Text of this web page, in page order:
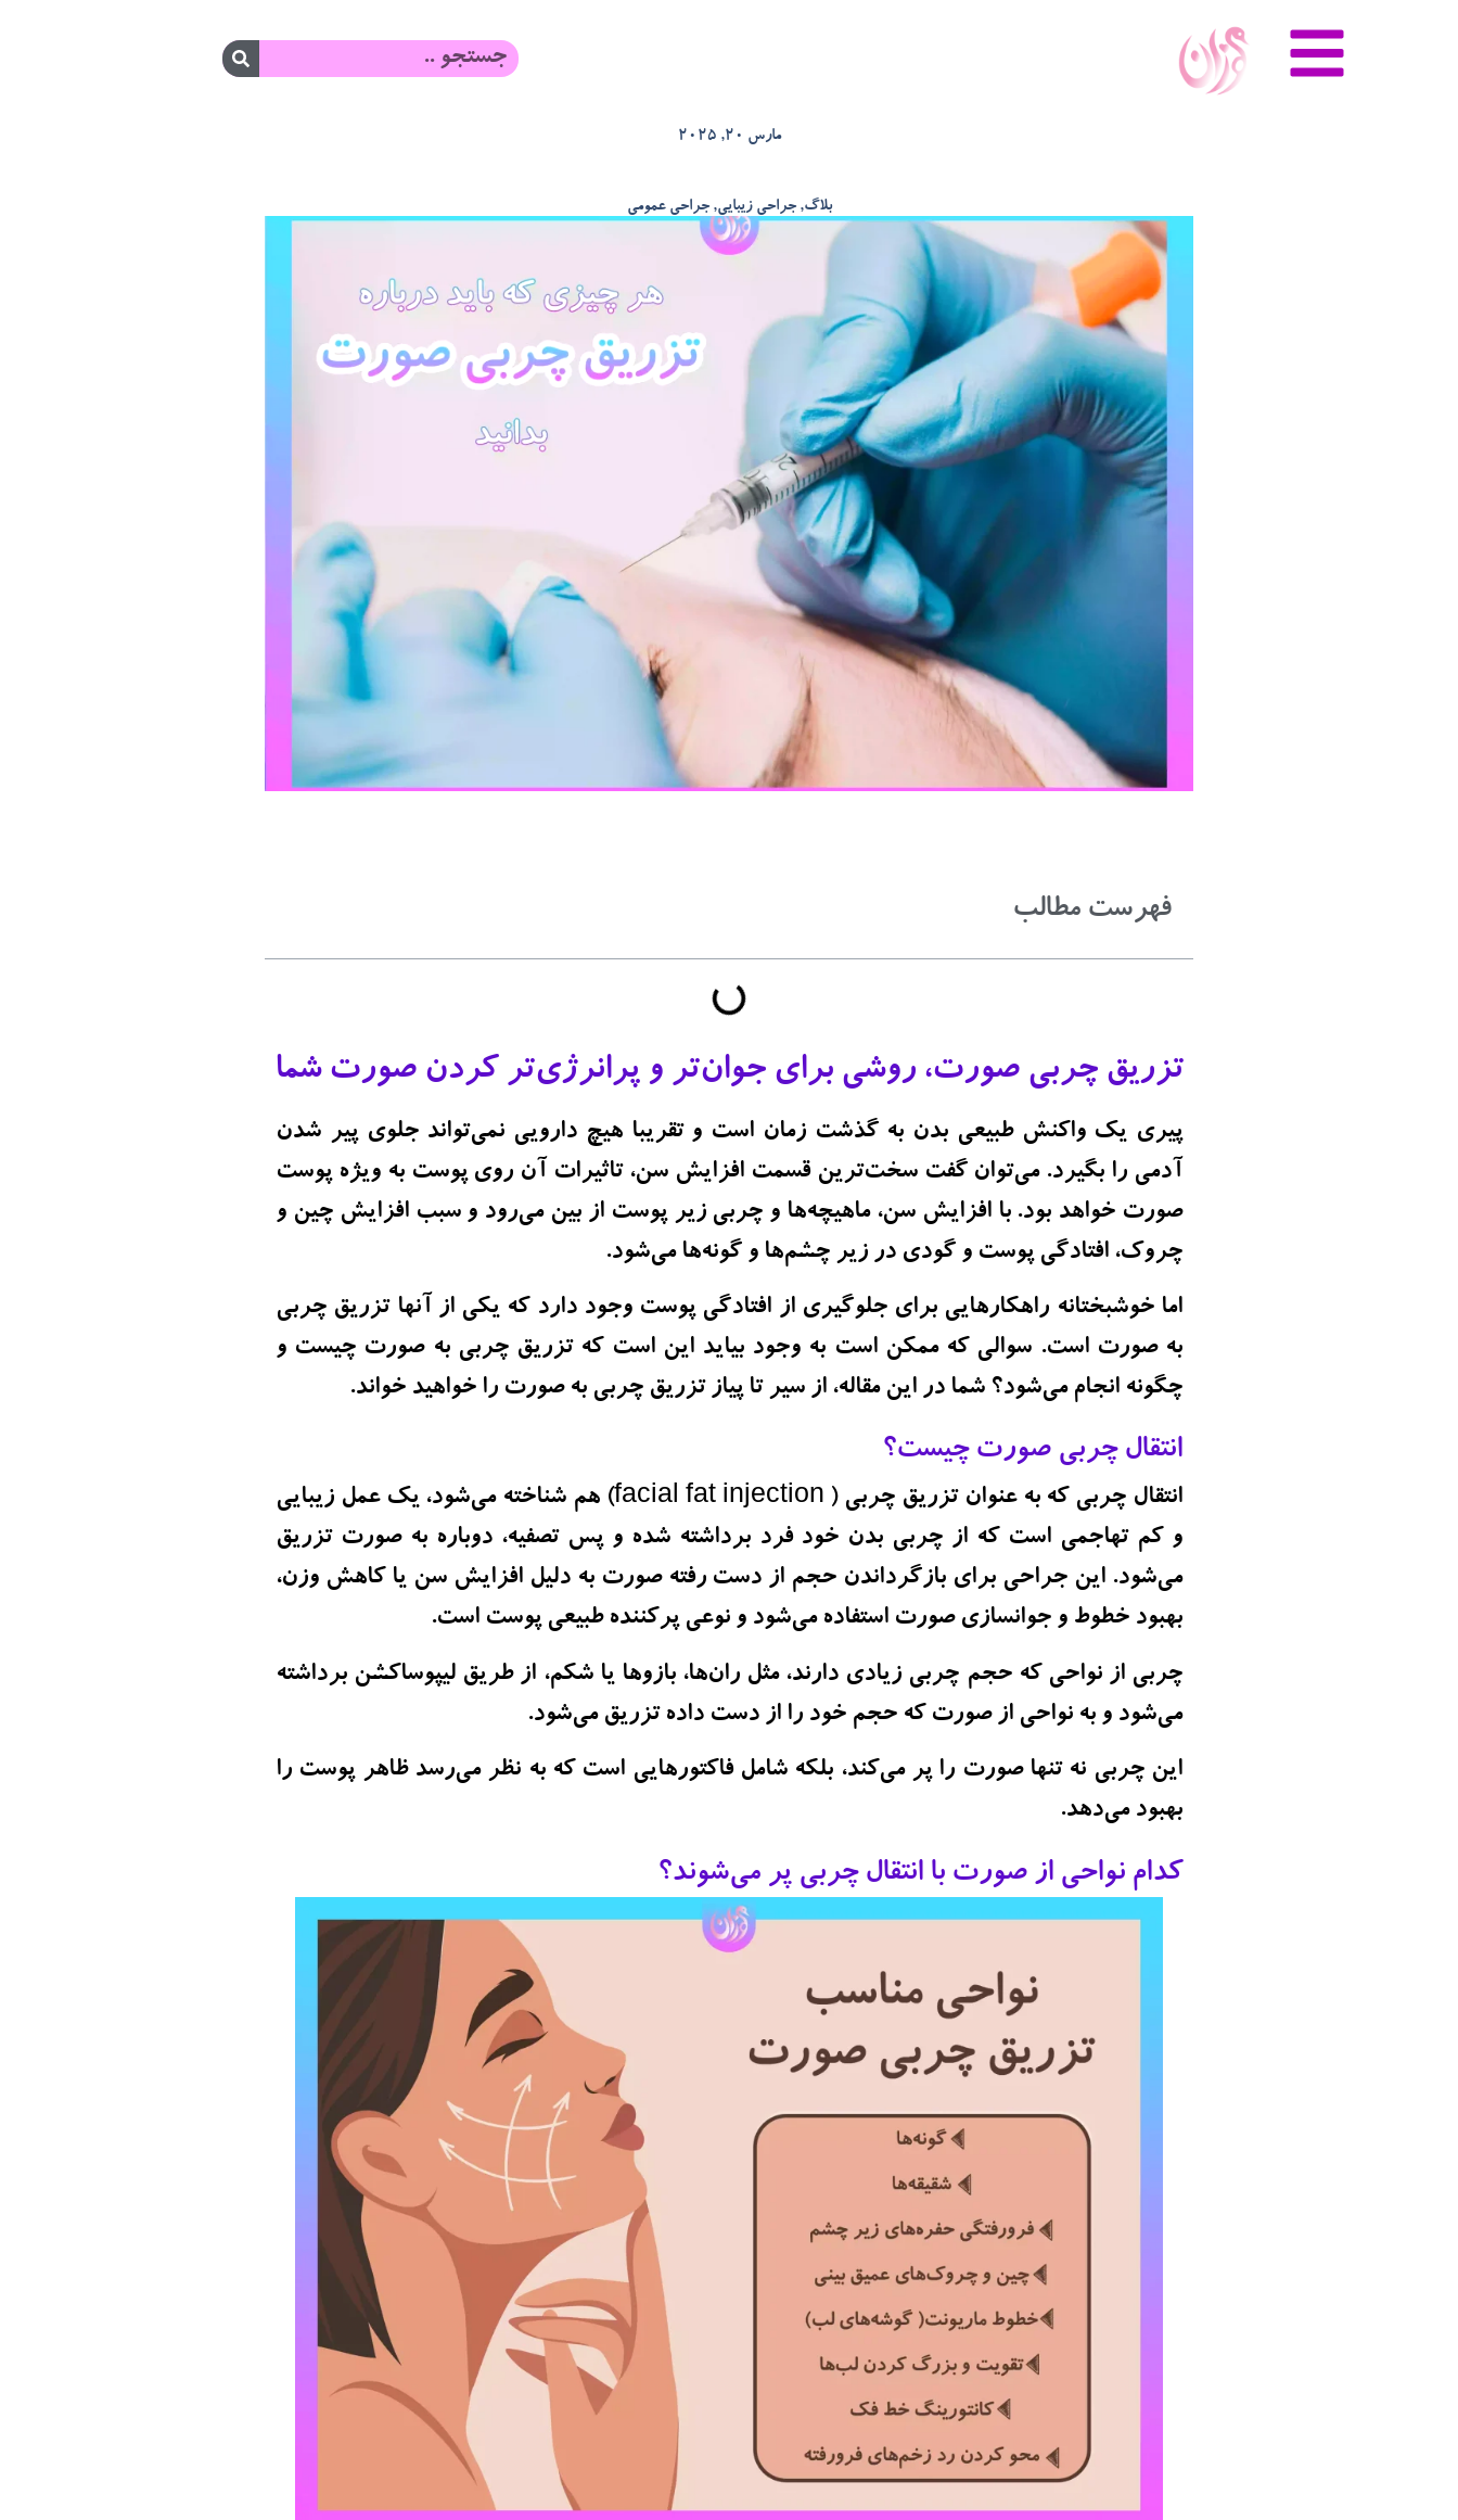
بلاگ,جراحی زیبایی,جراحی عمومی
مارس 20, 2025
فهرست مطالب
تزریق چربی صورت، روشی برای جوان‌تر و پرانرژی‌تر کردن صورت شما
پیری یک واکنش طبیعی بدن به گذشت زمان است و تقریبا هیچ دارویی نمی‌تواند جلوی پیر شدن
آدمی را بگیرد. می‌توان گفت سخت‌ترین قسمت افزایش سن، تاثیرات آن روی پوست به ویژه پوست
صورت خواهد بود. با افزایش سن، ماهیچه‌ها و چربی زیر پوست از بین می‌رود و سبب افزایش چین و
چروک، افتادگی پوست و گودی در زیر چشم‌ها و گونه‌ها می‌شود.
اما خوشبختانه راهکارهایی برای جلوگیری از افتادگی پوست وجود دارد که یکی از آنها تزریق چربی
به صورت است. سوالی که ممکن است به وجود بیاید این است که تزریق چربی به صورت چیست و
چگونه انجام می‌شود؟ شما در این مقاله، از سیر تا پیاز تزریق چربی به صورت را خواهید خواند.
انتقال چربی صورت چیست؟
انتقال چربی که به عنوان تزریق چربی ( facial fat injection) هم شناخته می‌شود، یک عمل زیبایی
و کم تهاجمی است که از چربی بدن خود فرد برداشته شده و پس تصفیه، دوباره به صورت تزریق
می‌شود. این جراحی برای بازگرداندن حجم از دست رفته صورت به دلیل افزایش سن یا کاهش وزن،
بهبود خطوط و جوانسازی صورت استفاده می‌شود و نوعی پرکننده طبیعی پوست است.
چربی از نواحی که حجم چربی زیادی دارند، مثل ران‌ها، بازوها یا شکم، از طریق لیپوساکشن برداشته
می‌شود و به نواحی از صورت که حجم خود را از دست داده تزریق می‌شود.
این چربی نه تنها صورت را پر می‎‌کند، بلکه شامل فاکتورهایی است که به نظر می‌رسد ظاهر پوست را
بهبود می‌دهد.
کدام نواحی از صورت با انتقال چربی پر می‌شوند؟